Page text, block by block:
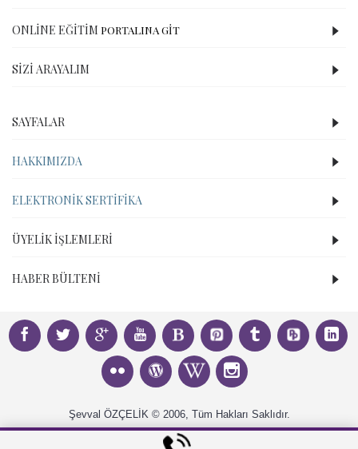
ONLINE EĞITIM PORTALINA GİT
SIZI ARAYALIM
SAYFALAR
HAKKIMIZDA
ELEKTRONIK SERTIFIKA
ÜYELIK İŞLEMLERI
HABER BÜLTENI
Şevval ÖZÇELİK © 2006, Tüm Hakları Saklıdır.